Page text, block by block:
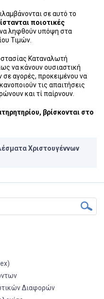
σε αυτό το
ποιοτικές
ληφθούν υπόψη στα
Τιμών.
Καταναλωτή
να κάνουν ουσιαστική
αγορές, προκειμένου να
τις απαιτήσεις
και τί παίρνουν.
βρίσκονται στο
Χριστουγέννων
Διαφορών